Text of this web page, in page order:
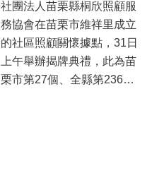
苗栗縣第236處關懷據點在苗栗市維祥里揭牌
115-07-31
社團法人苗栗縣桐欣照顧服